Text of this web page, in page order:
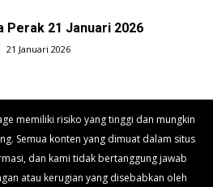
Perak 21 Januari 2026
21 Januari 2026
memiliki risiko yang tinggi dan mungkin
Semua konten yang dimuat dalam situs
dan kami tidak bertanggung jawab
atau kerugian yang disebabkan oleh